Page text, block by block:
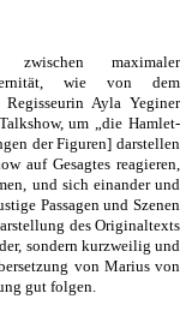
maximaler
wie von dem
Ayla Yeginer
um „die Hamlet-
der Figuren] darstellen
auf Gesagtes reagieren,
und sich einander und
Passagen und Szenen
des Originaltexts
sondern kurzweilig und
von Marius von
gut folgen.